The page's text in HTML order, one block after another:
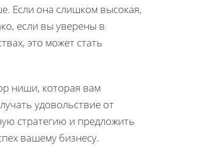
Если она слишком высокая,
если вы уверены в
это может стать
ниши, которая вам
удовольствие от
стратегию и предложить
вашему бизнесу.